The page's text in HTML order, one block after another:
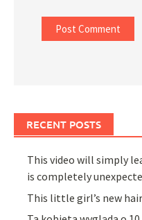
RECENT POSTS
This video will simply
is completely
This little girl’s new